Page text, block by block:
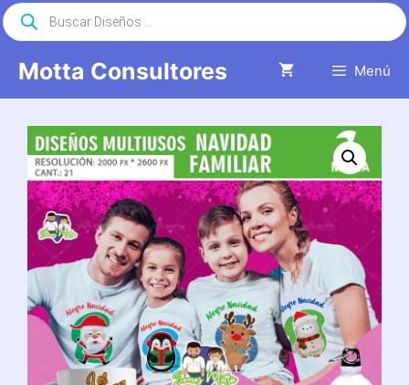
Saltar
al
Motta Consultores Menú
Búsqueda
de
productos